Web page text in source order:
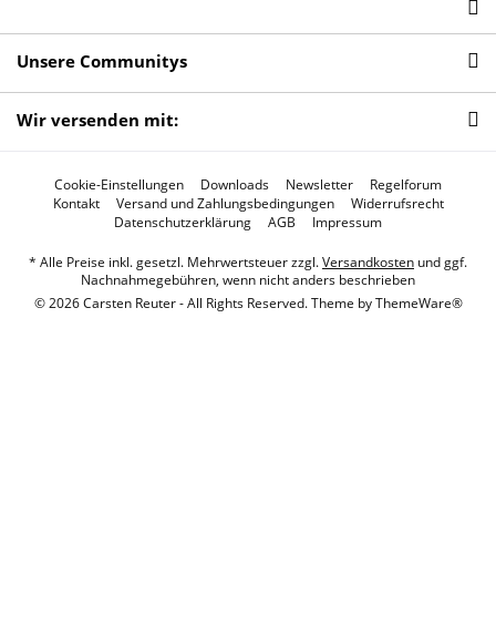
Unsere Communitys
Wir versenden mit:
Cookie-Einstellungen Downloads Newsletter
Regelforum
Kontakt
Versand und Zahlungsbedingungen
Widerrufsrecht
Datenschutzerklärung
AGB Impressum
* Alle Preise inkl. gesetzl. Mehrwertsteuer zzgl.Versandkosten und ggf.
Nachnahmegebühren, wenn nicht anders beschrieben
© 2026 Carsten Reuter - All Rights Reserved. Theme byThemeWare®